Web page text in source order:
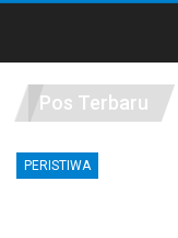
Pos Terbaru
PERISTIWA